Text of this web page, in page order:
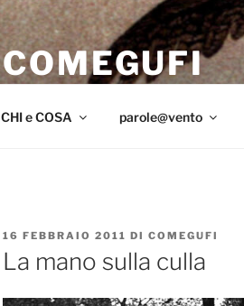
COMEGUFI
CHI e COSA parole@vento
PUBBLICATO
IL
16 FEBBRAIO 2011 DI COMEGUFI
La mano sulla culla